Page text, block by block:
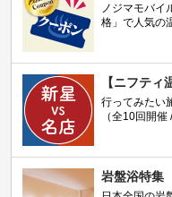
ノジマモバ
格」で人気の
【ニフティ
行ってみたい
（全10回開催
岩盤浴特集